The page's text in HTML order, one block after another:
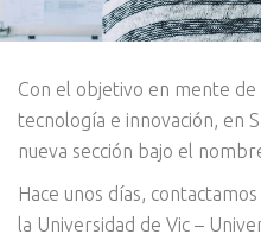
Con el objetivo en mente
tecnología e innovación, en
nueva sección bajo el
Hace unos días,
la Universidad de Vic –